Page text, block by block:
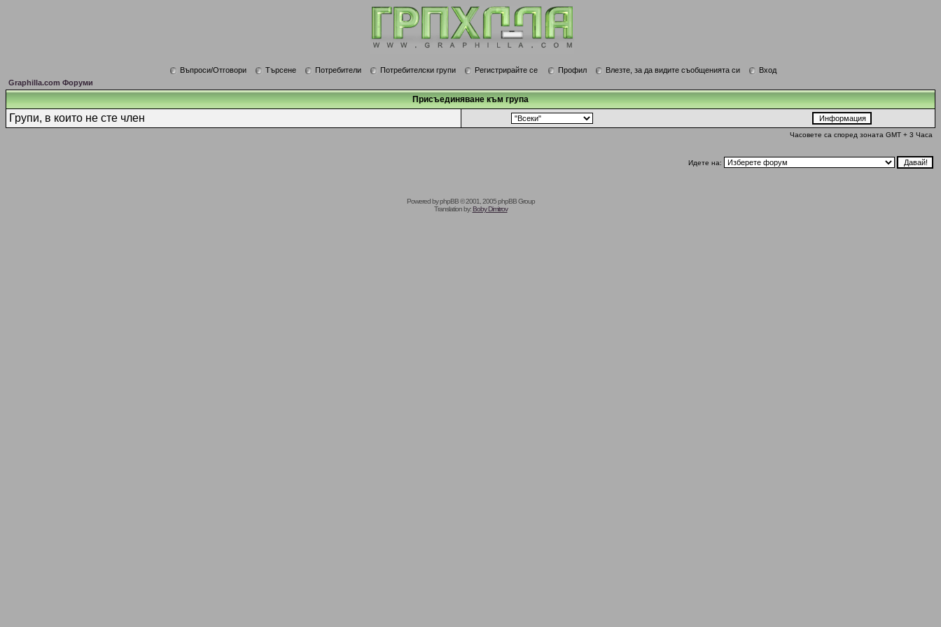
Въпроси/Отговори Търсене Потребители Потребителски групи Регистрирайте се Профил Влезте, за да видите съобщенията си
Вход
Graphilla.com Форуми
Присъединяване към група
Групи, в които не сте член
Часовете са според зоната GMT + 3 Часа
Идете на:
Powered byphpBB© 2001, 2005 phpBB Group
Translation by:Boby Dimitrov